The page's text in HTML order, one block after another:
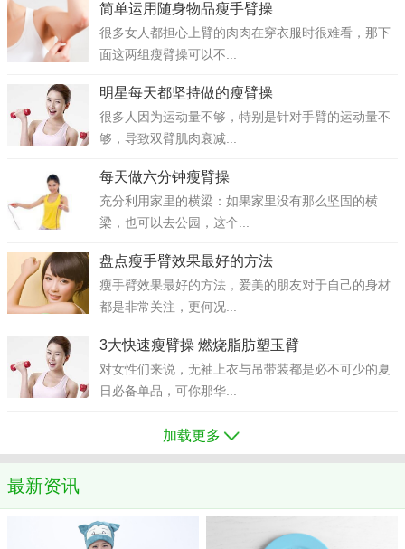
简单运用随身物品瘦手臂操
很多女人都担心上臂的肉肉在穿衣服时很难看，那下
面这两组瘦臂操可以不...
明星每天都坚持做的瘦臂操
很多人因为运动量不够，特别是针对手臂的运动量不
够，导致双臂肌肉衰减...
每天做六分钟瘦臂操
充分利用家里的横梁：如果家里没有那么坚固的横
梁，也可以去公园，这个...
盘点瘦手臂效果最好的方法
瘦手臂效果最好的方法，爱美的朋友对于自己的身材
都是非常关注，更何况...
3大快速瘦臂操 燃烧脂肪塑玉臂
对女性们来说，无袖上衣与吊带装都是必不可少的夏
日必备单品，可你那华...
加载更多
最新资讯